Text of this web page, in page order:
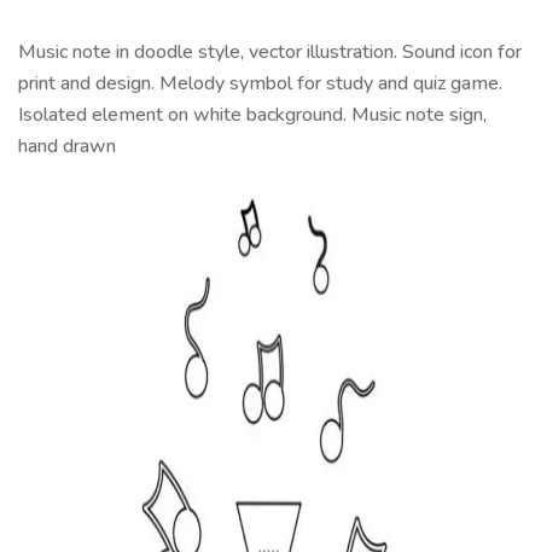
Music note in doodle style, vector illustration. Sound icon for
print and design. Melody symbol for study and quiz game.
Isolated element on white background. Music note sign,
hand drawn